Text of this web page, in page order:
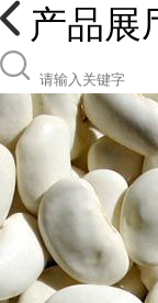
产品展